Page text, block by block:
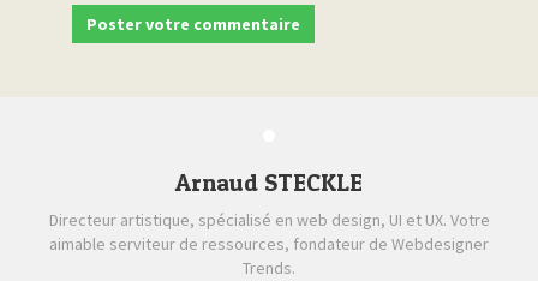
Arnaud STECKLE
Directeur artistique, spécialisé en web design, UI et UX. Votre
aimable serviteur de ressources, fondateur de Webdesigner
Trends.